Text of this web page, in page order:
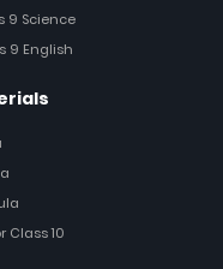
9 Science
9 English
Class 10